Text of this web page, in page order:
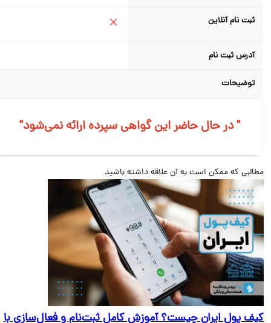
ثبت نام آنلاین
آدرس ثبت نام
توضیحات
که ممکن است به آن علاقه داشته باشید
پول ایران چیست؟ آموزش کامل ثبت‌نام و فعال‌سازی با